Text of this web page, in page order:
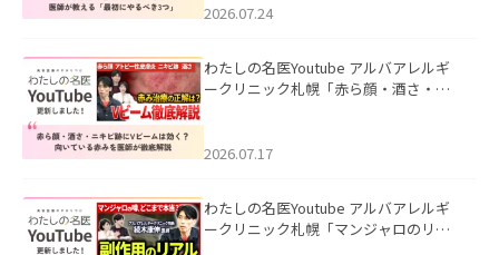
た。
2026.07.24
わたしの名医Youtube アルバアレルギ
ークリニック札幌「赤ら顔・酒さ・ニ
した。
2026.07.17
わたしの名医Youtube アルバアレルギ
ークリニック札幌「マンジャロのリア